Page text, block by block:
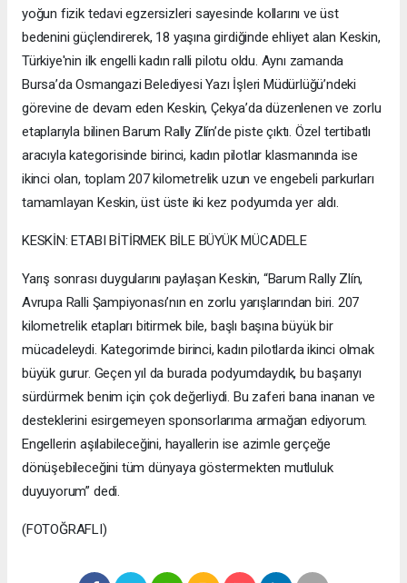
yoğun fizik tedavi egzersizleri sayesinde kollarını ve üst
bedenini güçlendirerek, 18 yaşına girdiğinde ehliyet alan Keskin,
Türkiye'nin ilk engelli kadın ralli pilotu oldu. Aynı zamanda
Bursa’da Osmangazi Belediyesi Yazı İşleri Müdürlüğü’ndeki
görevine de devam eden Keskin, Çekya’da düzenlenen ve zorlu
etaplarıyla bilinen Barum Rally Zlín’de piste çıktı. Özel tertibatlı
aracıyla kategorisinde birinci, kadın pilotlar klasmanında ise
ikinci olan, toplam 207 kilometrelik uzun ve engebeli parkurları
tamamlayan Keskin, üst üste iki kez podyumda yer aldı.
KESKİN: ETABI BİTİRMEK BİLE BÜYÜK MÜCADELE
Yarış sonrası duygularını paylaşan Keskin, “Barum Rally Zlín,
Avrupa Ralli Şampiyonası’nın en zorlu yarışlarından biri. 207
kilometrelik etapları bitirmek bile, başlı başına büyük bir
mücadeleydi. Kategorimde birinci, kadın pilotlarda ikinci olmak
büyük gurur. Geçen yıl da burada podyumdaydık, bu başarıyı
sürdürmek benim için çok değerliydi. Bu zaferi bana inanan ve
desteklerini esirgemeyen sponsorlarıma armağan ediyorum.
Engellerin aşılabileceğini, hayallerin ise azimle gerçeğe
dönüşebileceğini tüm dünyaya göstermekten mutluluk
duyuyorum” dedi.
(FOTOĞRAFLI)